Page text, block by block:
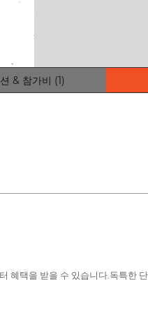
& 참가비 (1)
혜택을 받을 수 있습니다.독특한